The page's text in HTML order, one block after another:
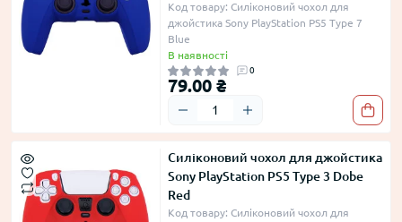
Код товару: Силіконовий чохол для
джойстика Sony PlayStation PS5 Type 7
Blue
В наявності
0
79.00 ₴
Силіконовий чохол для джойстика
Sony PlayStation PS5 Type 3 Dobe
Red
Код товару: Силіконовий чохол для